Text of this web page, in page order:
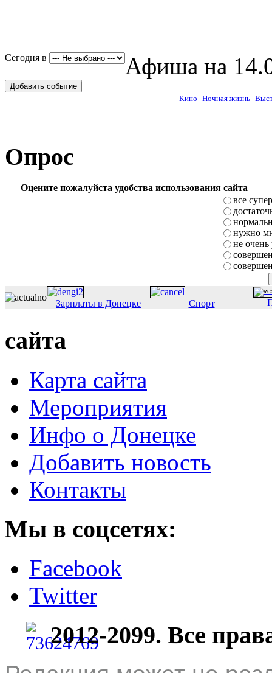
Сегодня в Афиша на
Добавить событие
Кино Ночная жизнь
Опрос
Оцените пожалуйста удобства использования сайта
все супер
нужно
не очень
Зарплаты в Донецке Спорт
сайта
Карта сайта
Мероприятия
Инфо о Донецке
Добавить новость
Контакты
Мы в соцсетях:
Facebook
Twitter
2012-2099. Все